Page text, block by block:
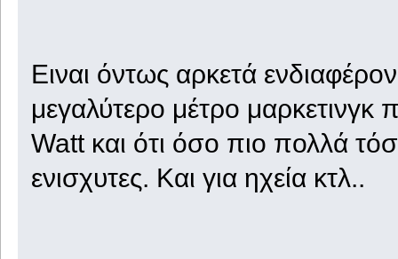
Ειναι όντως αρκετά
μεγαλύτερο μέτρο
Watt και ότι όσο πιο πολλά
ενισχυτες. Και για ηχεία κτλ..